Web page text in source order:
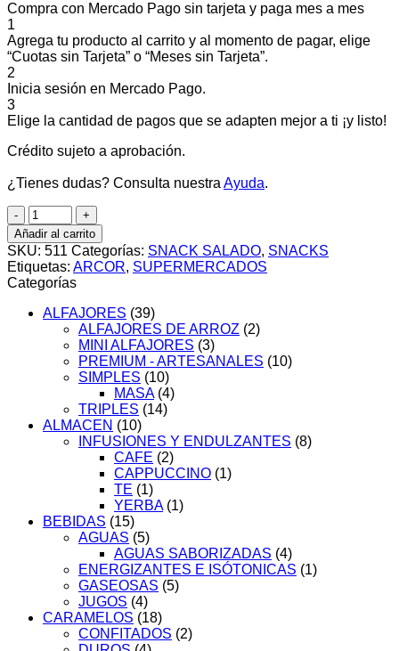
Compra con Mercado Pago sin tarjeta y paga mes a mes
1
Agrega tu producto al carrito y al momento de pagar, elige
“Cuotas sin Tarjeta” o “Meses sin Tarjeta”.
2
Inicia sesión en Mercado Pago.
3
Elige la cantidad de pagos que se adapten mejor a ti ¡y listo!
Crédito sujeto a aprobación.
¿Tienes dudas? Consulta nuestraAyuda.
C/U
SALADIX
JAMON
24
X100g.
cantidad
Añadir al carrito
SKU: 511 Categorías: SNACK SALADO, SNACKS
Etiquetas: ARCOR, SUPERMERCADOS
Categorías
ALFAJORES (39)
ALFAJORES DE ARROZ (2)
MINI ALFAJORES (3)
PREMIUM - ARTESANALES (10)
SIMPLES (10)
MASA (4)
TRIPLES (14)
ALMACEN (10)
INFUSIONES Y ENDULZANTES (8)
CAFE (2)
CAPPUCCINO (1)
TE (1)
YERBA (1)
BEBIDAS (15)
AGUAS (5)
AGUAS SABORIZADAS (4)
ENERGIZANTES E ISÓTONICAS (1)
GASEOSAS (5)
JUGOS (4)
CARAMELOS (18)
CONFITADOS (2)